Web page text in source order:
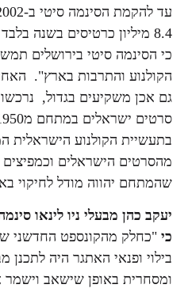
כי הסינמה סיטי בירושלים
הקולנוע והתרבות בארץ".
גם אכן משקיעים בגדול, נרכשו
מהסרטים הישראלים וכמפיצים
שהמתחם יהווה מודל לחיקוי
יעקב כהן מבעלי ניו לינאו
כי "כחלק מהקונספט החדשני
בילוי ופנאי האתגר היה לתכנן
ומסחרית באופן שישאב